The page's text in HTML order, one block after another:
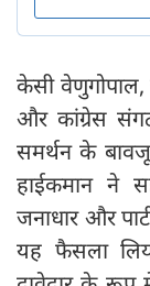
केसी वेणुगोपाल,
और कांग्रेस
समर्थन के
हाईकमान ने
जनाधार और
यह फैसला